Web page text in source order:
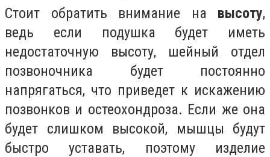
Стоит обратить внимание на высоту,
ведь если подушка будет иметь
недостаточную высоту, шейный отдел
позвоночника будет постоянно
напрягаться, что приведет к искажению
позвонков и остеохондроза. Если же она
будет слишком высокой, мышцы будут
быстро уставать, поэтому изделие